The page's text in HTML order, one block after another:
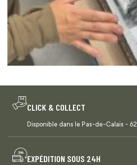
CLICK & COLLECT
Disponible dans le Pas-de-Calais - 62
EXPÉDITION SOUS 24H